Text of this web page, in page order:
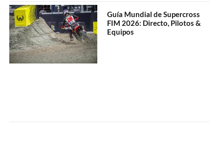
Guía Mundial de Supercross
FIM 2026: Directo, Pilotos &
Equipos